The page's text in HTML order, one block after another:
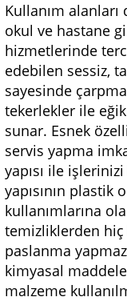
Kullanım
okul ve hastane
hizmetlerinde
edebilen sessiz,
sayesinde
tekerlekler ile
sunar. Esnek
servis yapma
yapısı ile
yapısının plastik
kullanımlarına
temizliklerden
paslanma
kimyasal
malzeme